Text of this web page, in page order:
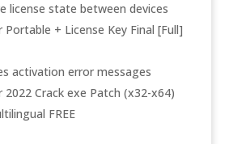
license state between devices
+ License Key Final [Full]
activation error messages
Crack exe Patch (x32-x64)
FREE